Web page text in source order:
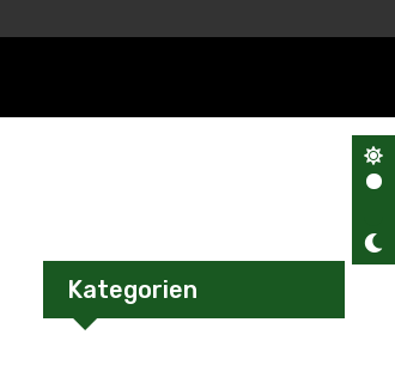
Kategorien